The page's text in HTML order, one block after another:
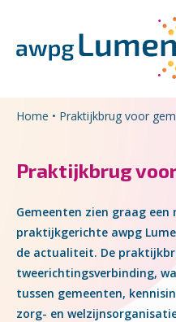
Home • Praktijkbrug voor
Praktijkbrug
Gemeenten zien graag een
praktijkgerichte awpg
de actualiteit. De
tweerichtingsverbinding,
tussen gemeenten,
zorg- en